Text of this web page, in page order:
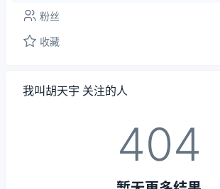
粉丝
收藏
我叫胡天宇 关注的人
404